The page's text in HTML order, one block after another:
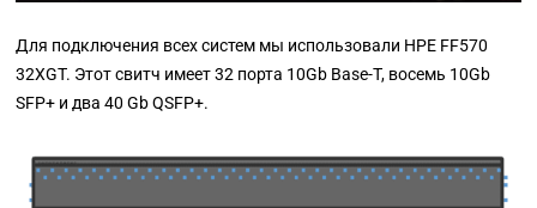
Для подключения всех систем мы использовали HPE FF570
32XGT. Этот свитч имеет 32 порта 10Gb Base-T, восемь 10Gb
SFP+ и два 40 Gb QSFP+.